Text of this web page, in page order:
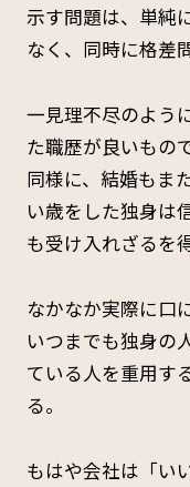
示す問題は、単純
なく、同時に格差
一見理不尽のよう
た職歴が良いもの
同様に、結婚もま
い歳をした独身は
も受け入れざるを
なかなか実際に口
いつまでも独身の
ている人を重用す
る。
もはや会社は「い